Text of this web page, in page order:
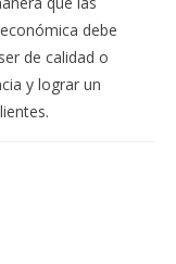
debe
de calidad o
y lograr un